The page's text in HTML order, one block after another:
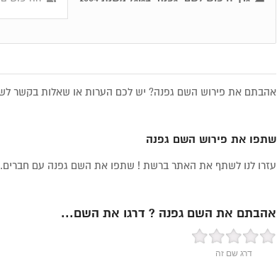
אהבתם את פירוש השם גפנה? יש לכם הערות או שאלות בקשר
שתפו את פירוש השם גפנה
עזרו לנו לשתף את האתר ברשת ! שתפו את השם גפנה עם
אהבתם את השם גפנה ? דרגו את השם...
דרג שם זה